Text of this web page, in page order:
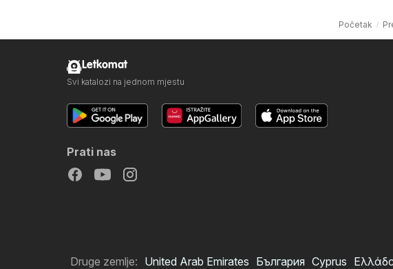
Početak
Letkomat
Svi katalozi na jednom mjestu
Prati nas
Druge zemlje: United Arab Emirates България Cyprus